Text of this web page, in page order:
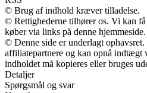
© Brug af indhold kræver tilladelse.
© Rettighederne tilhører os. Vi kan
køber via links på denne hjemmeside.
© Denne side er underlagt
affiliatepartnere og kan opnå indtægt
indholdet må kopieres eller bruges
Detaljer
Spørgsmål og svar